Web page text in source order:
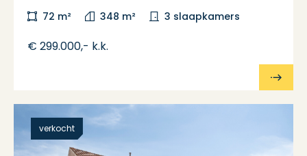
72 m² 348 m² 3 slaapkamers
€ 299.000,- k.k.
verkocht